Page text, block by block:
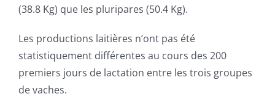
(38.8 Kg) que les pluripares (50.4 Kg).
Les productions laitières n’ont pas été
statistiquement différentes au cours des 200
premiers jours de lactation entre les trois groupes
de vaches.